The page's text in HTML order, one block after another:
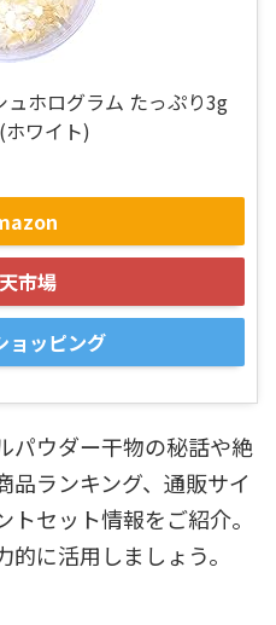
ホログラム たっぷり3g
ワイト)
市場
ョッピング
パウダー干物の秘話や絶
品ランキング、通販サイ
セット情報をご紹介。
に活用しましょう。